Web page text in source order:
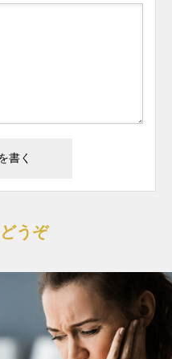
うぞ